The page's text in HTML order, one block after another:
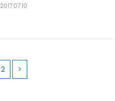
2017.07.10
2 >